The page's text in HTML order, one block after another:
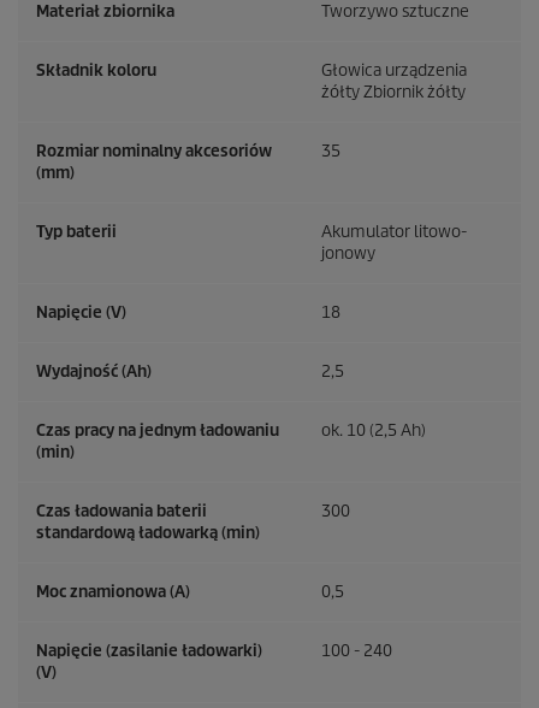
Materiał zbiornika Tworzywo sztuczne
Składnik koloru
Głowica urządzenia
żółty Zbiornik żółty
Rozmiar nominalny akcesoriów
(mm)
35
Typ baterii
Akumulator litowo-
jonowy
Napięcie (V) 18
Wydajność (Ah) 2,5
Czas pracy na jednym ładowaniu
(min)
ok. 10 (2,5 Ah)
Czas ładowania baterii
standardową ładowarką (min)
300
Moc znamionowa (A) 0,5
Napięcie (zasilanie ładowarki)
(V)
100 - 240